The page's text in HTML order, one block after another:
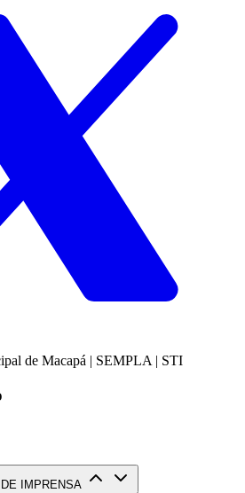
de Macapá | SEMPLA | STI
IMPRENSA